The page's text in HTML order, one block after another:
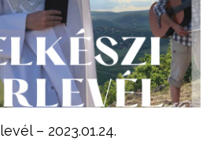
– 2023.01.24.